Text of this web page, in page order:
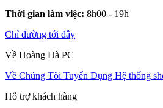
Thời gian làm việc: 8h00 - 19h
Chỉ đường tới đây
Về Hoàng Hà PC
Về Chúng Tôi Tuyển Dụng Hệ thống
Hỗ trợ khách hàng